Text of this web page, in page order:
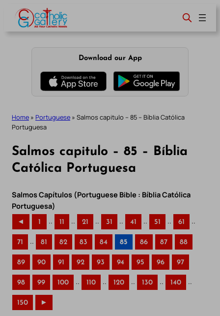
content
Download our App
Home » Portuguese » Salmos capitulo – 85 – Bíblia Católica
Portuguesa
Salmos capitulo – 85 – Bíblia
Católica Portuguesa
Salmos Capítulos (Portuguese Bible : Bíblia Católica
Portuguesa)
◄ 1 .. 11 .. 21 .. 31 .. 41 .. 51 .. 61 ..
71 .. 81 82 83 84 85 86 87 88
89 90 91 92 93 94 95 96 97
98 99 100 .. 110 .. 120 .. 130 .. 140 ..
150 ►